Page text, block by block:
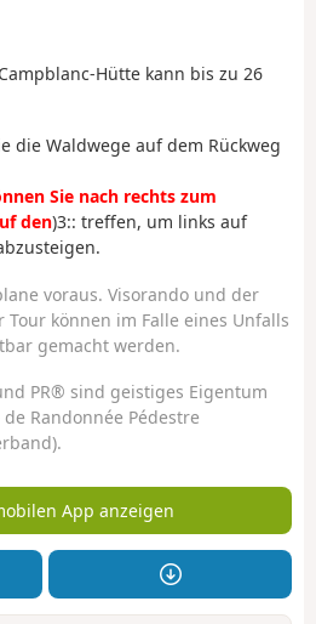
Hütte kann bis zu 26
die Waldwege auf dem Rückweg
Sie nach rechts zum
den)3:: treffen, um links auf
voraus. Visorando und der
können im Falle eines Unfalls
gemacht werden.
PR® sind geistiges Eigentum
Randonnée Pédestre
App anzeigen